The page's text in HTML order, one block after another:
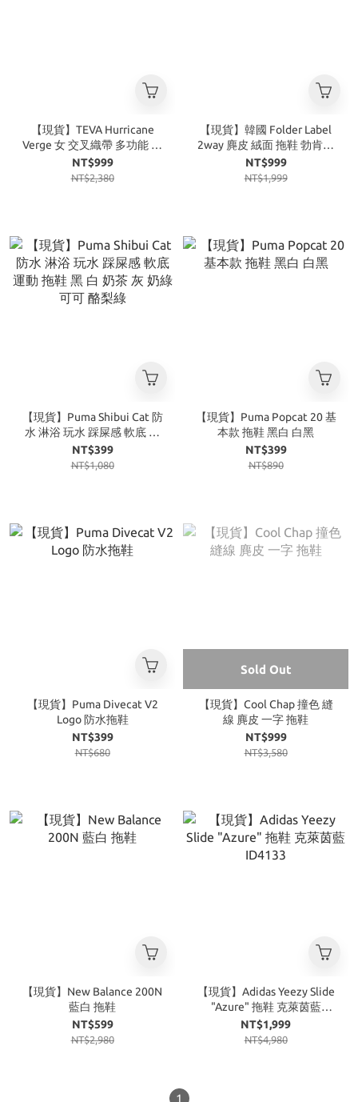
【現貨】TEVA Hurricane
Verge 女 交叉織帶 多功能 涼
鞋 拖鞋 樺木白 黑
NT$999
NT$2,380
【現貨】韓國 Folder Label
2way 麂皮 絨面 拖鞋 勃肯鞋
三色
NT$999
NT$1,999
【現貨】Puma Shibui Cat 防
水 淋浴 玩水 踩屎感 軟底 運
動 拖鞋 黑 白 奶茶 灰 奶綠 可
可 酪梨綠
NT$399
NT$1,080
【現貨】Puma Popcat 20 基
本款 拖鞋 黑白 白黑
NT$399
NT$890
【現貨】Puma Divecat V2
Logo 防水拖鞋
NT$399
NT$680
Sold Out
【現貨】Cool Chap 撞色 縫
線 麂皮 一字 拖鞋
NT$999
NT$3,580
【現貨】New Balance 200N
藍白 拖鞋
NT$599
NT$2,980
【現貨】Adidas Yeezy Slide
"Azure" 拖鞋 克萊茵藍
ID4133
NT$1,999
NT$4,980
1